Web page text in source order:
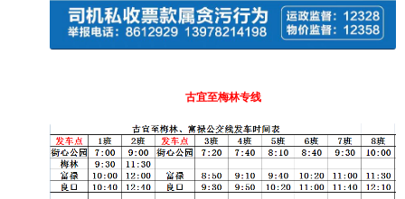
古宜至梅林专线